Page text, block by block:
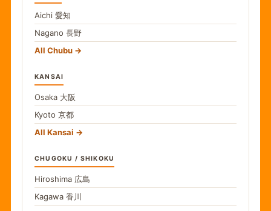
Aichi 愛知
Nagano 長野
All Chubu
KANSAI
Osaka 大阪
Kyoto 京都
All Kansai
CHUGOKU / SHIKOKU
Hiroshima 広島
Kagawa 香川